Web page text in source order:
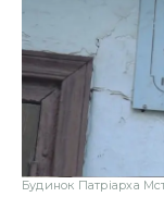
Будинок Патріарха